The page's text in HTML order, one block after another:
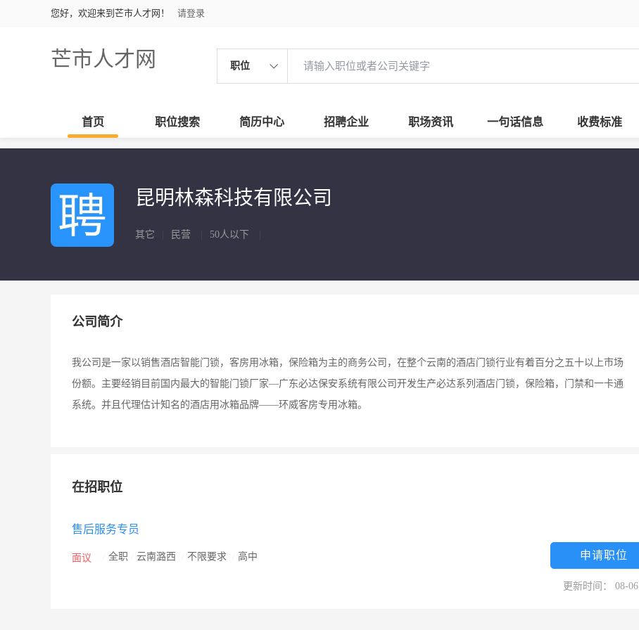
您好，欢迎来到芒市人才网！ 请登录
芒市人才网 职位
首页 职位搜索 简历中心 招聘企业 职场资讯 一句话信息 收费标准
昆明林森科技有限公司
其它 民营 50人以下
公司简介
我公司是一家以销售酒店智能门锁，客房用冰箱，保险箱为主的商务公司，在整个云南的酒店门锁行业有着百分之五十以上市场
份额。主要经销目前国内最大的智能门锁厂家—广东必达保安系统有限公司开发生产必达系列酒店门锁，保险箱，门禁和一卡通
系统。并且代理估计知名的酒店用冰箱品牌——环威客房专用冰箱。
在招职位
售后服务专员
面议 全职 云南潞西 不限要求 高中 申请职位
更新时间： 08-06